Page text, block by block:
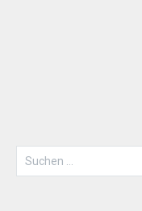
Suchen
nach: